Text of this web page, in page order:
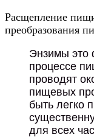
Расщепление
преобразования
Энзимы это
процессе
проводят
пищевых
быть легко
для всех